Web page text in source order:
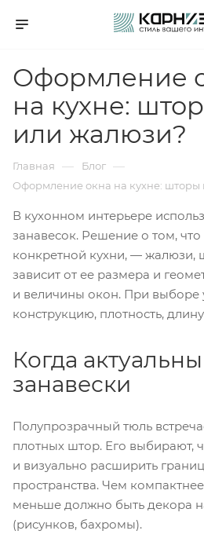
Оформление
на кухне:
или жалюзи?
Главная — Блог —
Оформление окна на кухне:
В кухонном интерьере
занавесок. Решение о том,
конкретной кухни, — жалюзи,
зависит от ее размера и
и величины окон. При выборе
конструкцию, плотность,
Когда
занавески
Полупрозрачный тюль
плотных штор. Его выбирают,
и визуально расширить
пространства. Чем
меньше должно быть декора
(рисунков, бахромы).